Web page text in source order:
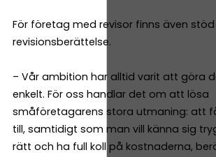
För företag med revisor finns även
revisionsberättelse.
– Vår ambition har alltid varit att göra
enkelt. För oss handlar det om att lösa
småföretagarens stora utmaning: att
till, samtidigt som man vill känna sig
rätt och ha full koll på kostnaderna,